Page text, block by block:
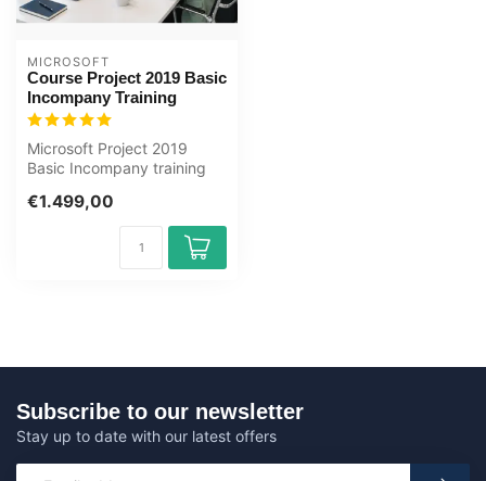
MICROSOFT
Course Project 2019 Basic
Incompany Training
Microsoft Project 2019
Basic Incompany training
Measurem...
€1.499,00
Subscribe to our newsletter
Stay up to date with our latest offers